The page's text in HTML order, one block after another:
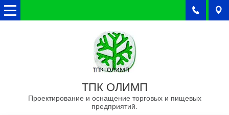
ТПК ОЛИМП
Проектирование и оснащение торговых и пищевых
предприятий.